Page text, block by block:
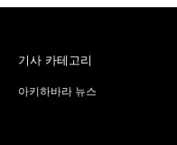
기사 카테고리
아키하바라 뉴스